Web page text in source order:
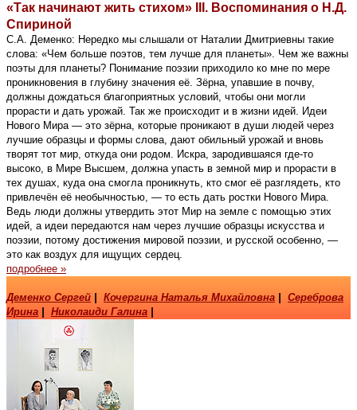
«Так начинают жить стихом» III. Воспоминания о Н.Д.
Спириной
С.А. Деменко: Нередко мы слышали от Наталии Дмитриевны такие
слова: «Чем больше поэтов, тем лучше для планеты». Чем же важны
поэты для планеты? Понимание поэзии приходило ко мне по мере
проникновения в глубину значения её. Зёрна, упавшие в почву,
должны дождаться благоприятных условий, чтобы они могли
прорасти и дать урожай. Так же происходит и в жизни идей. Идеи
Нового Мира — это зёрна, которые проникают в души людей через
лучшие образцы и формы слова, дают обильный урожай и вновь
творят тот мир, откуда они родом. Искра, зародившаяся где-то
высоко, в Мире Высшем, должна упасть в земной мир и прорасти в
тех душах, куда она смогла проникнуть, кто смог её разглядеть, кто
привлечён её необычностью, — то есть дать ростки Нового Мира.
Ведь люди должны утвердить этот Мир на земле с помощью этих
идей, а идеи передаются нам через лучшие образцы искусства и
поэзии, потому достижения мировой поэзии, и русской особенно, —
это как воздух для ищущих сердец.
подробнее »
Деменко Сергей Кочергина Наталья Михайловна
Сереброва
Ирина
Николаиди Галина